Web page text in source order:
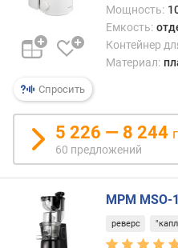
с
ь
д
я
с
о
к
а
(
л
Спросить
Мощность:
Емкость:
Контейнер
Материал:
5 226 — 8 244
60 предложений
MPM MSO-
реверс